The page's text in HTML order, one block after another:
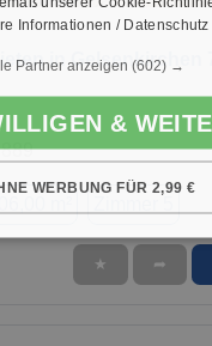
in Gelsenkirchen
★ ➦
Informationen / Datenschutz
Partner anzeigen (602) →
&
WERBUNG FÜR 2,99 €